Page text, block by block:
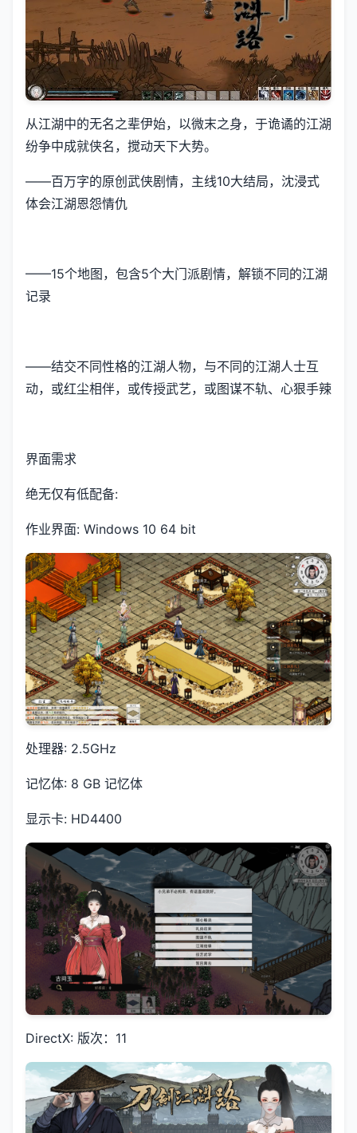
从江湖中的无名之辈伊始，以微末之身，于诡谲的江湖
纷争中成就侠名，搅动天下大势。
——百万字的原创武侠剧情，主线10大结局，沈浸式
体会江湖恩怨情仇
——15个地图，包含5个大门派剧情，解锁不同的江湖
记录
——结交不同性格的江湖人物，与不同的江湖人士互
动，或红尘相伴，或传授武艺，或图谋不轨、心狠手辣
界面需求
绝无仅有低配备:
作业界面: Windows 10 64 bit
处理器: 2.5GHz
记忆体: 8 GB 记忆体
显示卡: HD4400
DirectX: 版次：11